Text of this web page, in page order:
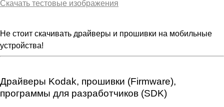
Скачать тестовые изображения
Не стоит скачивать драйверы и прошивки на мобильные
устройства!
Драйверы Kodak, прошивки (Firmware),
программы для разработчиков (SDK)